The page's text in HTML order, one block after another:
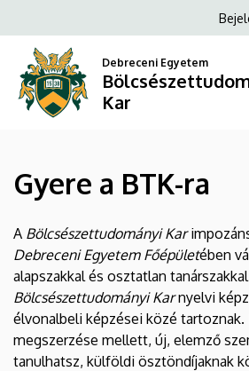
BTK-
Kar
a
tartalomra
fiók
Debreceni Egyetem
Kar
Gyere a BTK-ra
A Bölcsészettudományi Kar
Debreceni Egyetem Főépületében
alapszakkal és osztatlan
Bölcsészettudományi Karnyelvi
élvonalbeli képzései közé tartoznak.
megszerzése mellett, új, elemző
tanulhatsz, külföldi ösztöndíjaknak